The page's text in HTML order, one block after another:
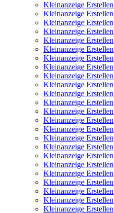
Kleinanzeige Erstellen
Kleinanzeige Erstellen
Kleinanzeige Erstellen
Kleinanzeige Erstellen
Kleinanzeige Erstellen
Kleinanzeige Erstellen
Kleinanzeige Erstellen
Kleinanzeige Erstellen
Kleinanzeige Erstellen
Kleinanzeige Erstellen
Kleinanzeige Erstellen
Kleinanzeige Erstellen
Kleinanzeige Erstellen
Kleinanzeige Erstellen
Kleinanzeige Erstellen
Kleinanzeige Erstellen
Kleinanzeige Erstellen
Kleinanzeige Erstellen
Kleinanzeige Erstellen
Kleinanzeige Erstellen
Kleinanzeige Erstellen
Kleinanzeige Erstellen
Kleinanzeige Erstellen
Kleinanzeige Erstellen